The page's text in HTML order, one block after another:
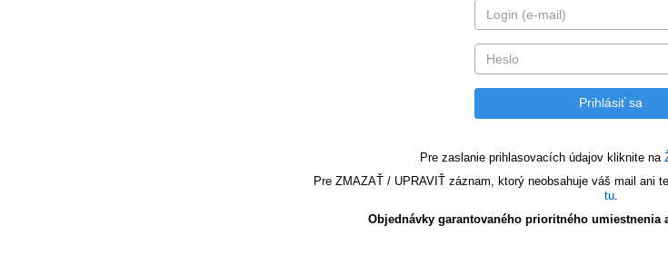
Pre zaslanie prihlasovacích údajov kliknite na
Pre ZMAZAŤ / UPRAVIŤ záznam, ktorý neobsahuje váš mail ani
tu.
Objednávky garantovaného prioritného umiestnenia